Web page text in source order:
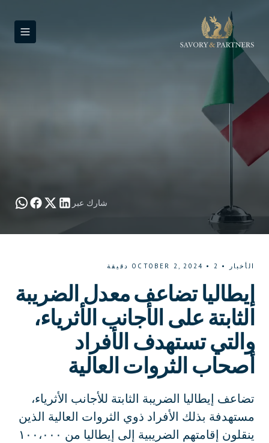
شارك عبر
الأخبار •
OCTOBER 2, 2024 • 2 دقيقة
إيطاليا تضاعف معدل الضريبة
الثابتة على الأجانب الأثرياء،
والتي تستهدف الأفراد
أصحاب الثروات العالية
تضاعف إيطاليا الضريبة الثابتة للأجانب الأثرياء،
مستهدفة بذلك الأفراد ذوي الثروات العالية الذين
ينقلون إقامتهم الضريبية إلى إيطاليا من ١٠٠،٠٠٠